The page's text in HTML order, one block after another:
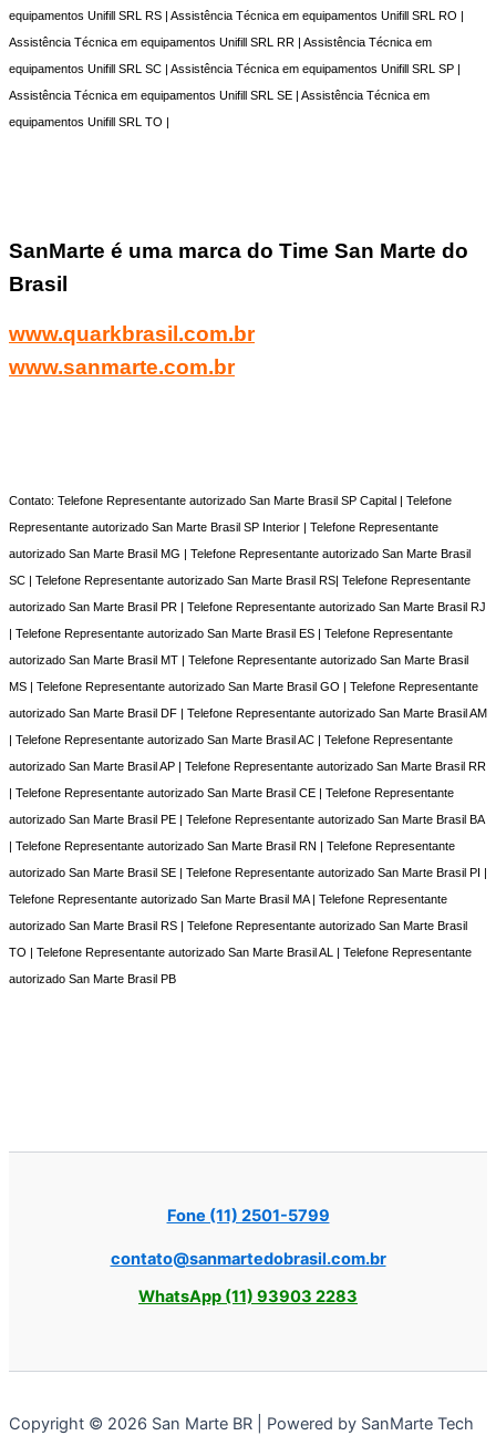
equipamentos Unifill SRL RS | Assistência Técnica em equipamentos Unifill SRL RO |
Assistência Técnica em equipamentos Unifill SRL RR | Assistência Técnica em
equipamentos Unifill SRL SC | Assistência Técnica em equipamentos Unifill SRL SP |
Assistência Técnica em equipamentos Unifill SRL SE | Assistência Técnica em
equipamentos Unifill SRL TO |
SanMarte é uma marca do Time San Marte do
Brasil
www.quarkbrasil.com.br
www.sanmarte.com.br
Contato: Telefone Representante autorizado San Marte Brasil SP Capital | Telefone
Representante autorizado San Marte Brasil SP Interior | Telefone Representante
autorizado San Marte Brasil MG | Telefone Representante autorizado San Marte Brasil
SC | Telefone Representante autorizado San Marte Brasil RS| Telefone Representante
autorizado San Marte Brasil PR | Telefone Representante autorizado San Marte Brasil RJ
| Telefone Representante autorizado San Marte Brasil ES | Telefone Representante
autorizado San Marte Brasil MT | Telefone Representante autorizado San Marte Brasil
MS | Telefone Representante autorizado San Marte Brasil GO | Telefone Representante
autorizado San Marte Brasil DF | Telefone Representante autorizado San Marte Brasil AM
| Telefone Representante autorizado San Marte Brasil AC | Telefone Representante
autorizado San Marte Brasil AP | Telefone Representante autorizado San Marte Brasil RR
| Telefone Representante autorizado San Marte Brasil CE | Telefone Representante
autorizado San Marte Brasil PE | Telefone Representante autorizado San Marte Brasil BA
| Telefone Representante autorizado San Marte Brasil RN | Telefone Representante
autorizado San Marte Brasil SE | Telefone Representante autorizado San Marte Brasil PI |
Telefone Representante autorizado San Marte Brasil MA | Telefone Representante
autorizado San Marte Brasil RS | Telefone Representante autorizado San Marte Brasil
TO | Telefone Representante autorizado San Marte Brasil AL | Telefone Representante
autorizado San Marte Brasil PB
Fone (11) 2501-5799
contato@sanmartedobrasil.com.br
WhatsApp (11) 93903 2283
Copyright © 2026 San Marte BR | Powered by SanMarte Tech